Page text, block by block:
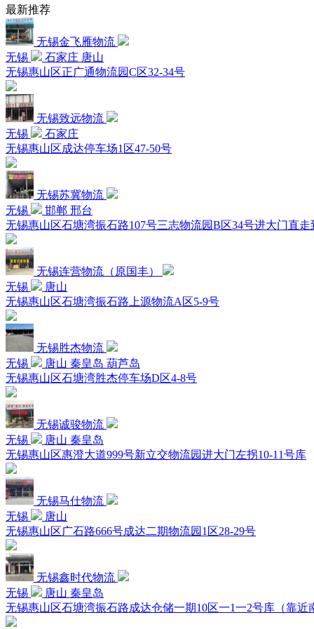
最新推荐
无锡金飞雁物流
无锡
石家庄 唐山
无锡惠山区正广通物流园C区32-34号
无锡致远物流
无锡
石家庄
无锡惠山区成达停车场1区47-50号
无锡苏冀物流
无锡
邯郸 邢台
无锡惠山区石塘湾振石路107号三志物流园B区34号进大门直走
无锡连营物流（原国丰）
无锡
唐山
无锡惠山区石塘湾振石路上源物流A区5-9号
无锡胜杰物流
无锡
唐山 秦皇岛 葫芦岛
无锡惠山区石塘湾胜杰停车场D区4-8号
无锡诚骏物流
无锡
唐山 秦皇岛
无锡惠山区惠澄大道999号新立交物流园进大门左拐10-11号库
无锡马仕物流
无锡
唐山
无锡惠山区广石路666号成达二期物流园1区28-29号
无锡鑫时代物流
无锡
唐山 秦皇岛
无锡惠山区石塘湾振石路成达仓储一期10区一1一2号库（靠近